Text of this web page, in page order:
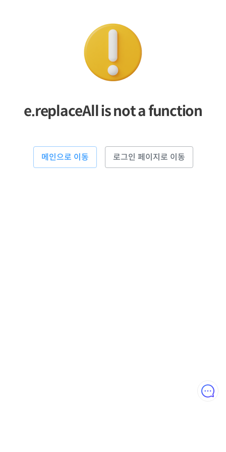
e.replaceAll is not a function
메인으로 이동 로그인 페이지로 이동